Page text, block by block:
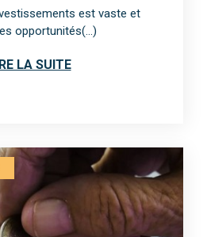
est vaste et
opportunités(...)
LA SUITE